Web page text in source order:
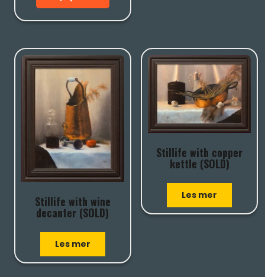
Stillife with wine
decanter (SOLD)
Les mer
Stillife with copper
kettle (SOLD)
Les mer